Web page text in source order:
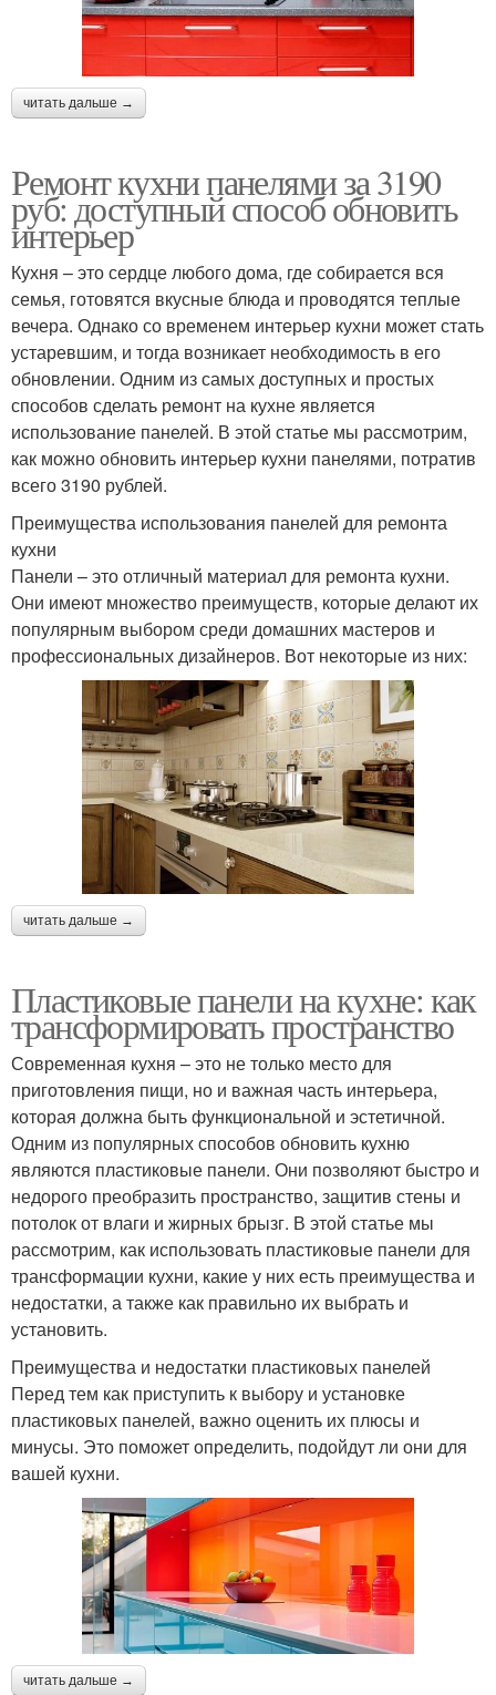
читать дальше →
Ремонт кухни панелями за 3190
руб: доступный способ обновить
интерьер
Кухня – это сердце любого дома, где собирается вся
семья, готовятся вкусные блюда и проводятся теплые
вечера. Однако со временем интерьер кухни может стать
устаревшим, и тогда возникает необходимость в его
обновлении. Одним из самых доступных и простых
способов сделать ремонт на кухне является
использование панелей. В этой статье мы рассмотрим,
как можно обновить интерьер кухни панелями, потратив
всего 3190 рублей.
Преимущества использования панелей для ремонта
кухни
Панели – это отличный материал для ремонта кухни.
Они имеют множество преимуществ, которые делают их
популярным выбором среди домашних мастеров и
профессиональных дизайнеров. Вот некоторые из них:
читать дальше →
Пластиковые панели на кухне: как
трансформировать пространство
Современная кухня – это не только место для
приготовления пищи, но и важная часть интерьера,
которая должна быть функциональной и эстетичной.
Одним из популярных способов обновить кухню
являются пластиковые панели. Они позволяют быстро и
недорого преобразить пространство, защитив стены и
потолок от влаги и жирных брызг. В этой статье мы
рассмотрим, как использовать пластиковые панели для
трансформации кухни, какие у них есть преимущества и
недостатки, а также как правильно их выбрать и
установить.
Преимущества и недостатки пластиковых панелей
Перед тем как приступить к выбору и установке
пластиковых панелей, важно оценить их плюсы и
минусы. Это поможет определить, подойдут ли они для
вашей кухни.
читать дальше →